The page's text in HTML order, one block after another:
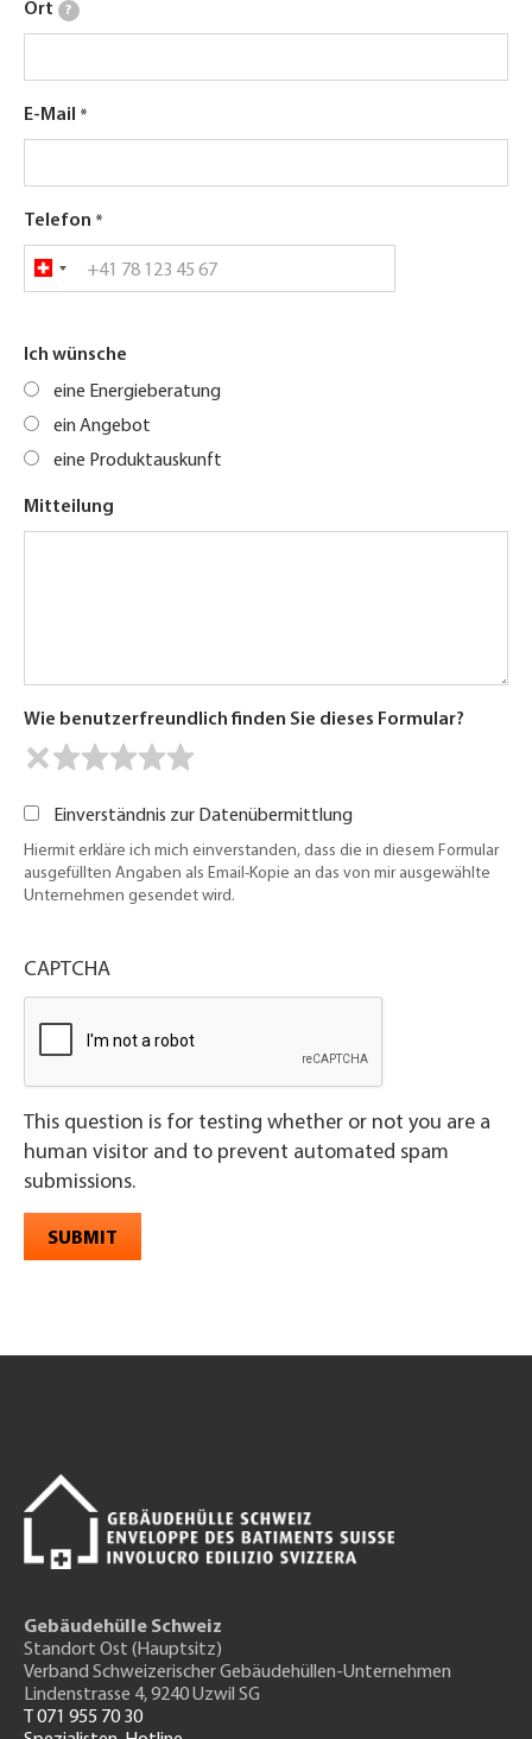
Ort ?
E-Mail
Telefon
Ich wünsche
eine Energieberatung
ein Angebot
eine Produktauskunft
Mitteilung
Wie benutzerfreundlich finden Sie dieses Formular?
Einverständnis zur Datenübermittlung
Hiermit erkläre ich mich einverstanden, dass die in diesem Formular
ausgefüllten Angaben als Email-Kopie an das von mir ausgewählte
Unternehmen gesendet wird.
CAPTCHA
This question is for testing whether or not you are a
human visitor and to prevent automated spam
submissions.
SUBMIT
Gebäudehülle Schweiz
Standort Ost (Hauptsitz)
Verband Schweizerischer Gebäudehüllen-Unternehmen
Lindenstrasse 4, 9240 Uzwil SG
T 071 955 70 30